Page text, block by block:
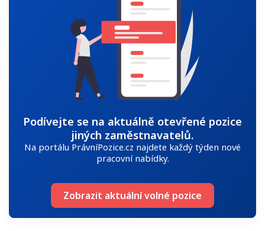
Podívejte se na aktuálně otevřené pozice
jiných zaměstnavatelů.
Na portálu PrávníPozice.cz najdete každý týden nové
pracovní nabídky.
Zobrazit aktuální volné pozice